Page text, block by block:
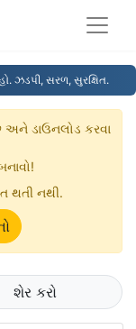
ઝડપી, સરળ, સુરક્ષિત.
અને ડાઉનલોડ કરવા
થતી નથી.
શેર કરો